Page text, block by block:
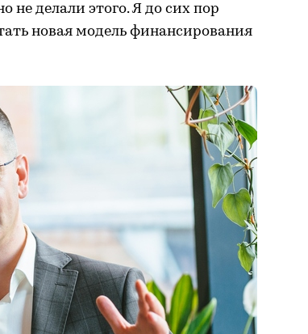
не делали этого. Я до сих пор
новая модель финансирования